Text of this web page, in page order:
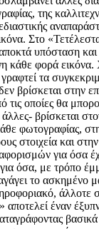
της
Στο
υπόσταση και
κάθε φορά εικόνα.
τα
βρίσκεται στην
τις οποίες θα
άλλες- βρίσκεται
φωτογραφίας,
στοιχεία και
για όσα
όσα, με τρόπο
το ασκημένο
άλλοτε
αποτελεί έναν